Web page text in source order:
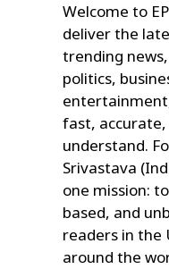
Welcome to
deliver the
trending
politics,
fast,
understand.
Srivastava
one mission:
based, and
readers in the
around the